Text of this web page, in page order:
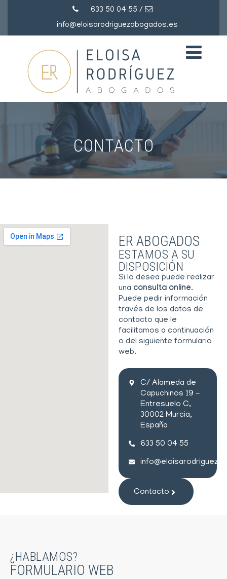
633 50 04 55 /
info@eloisarodriguezabogados.es
CONTACTO
ER ABOGADOS
ESTAMOS A SU
DISPOSICIÓN
Si lo desea puede realizar
una consulta online.
Puede pedir información
través de los datos de
contacto que le
facilitamos a continuación
o del siguiente formulario
web.
C/ Alameda de
Capuchinos 19 -
Entresuelo C,
30002 Murcia,
España
633 50 04 55
Contacto
¿HABLAMOS?
FORMULARIO WEB